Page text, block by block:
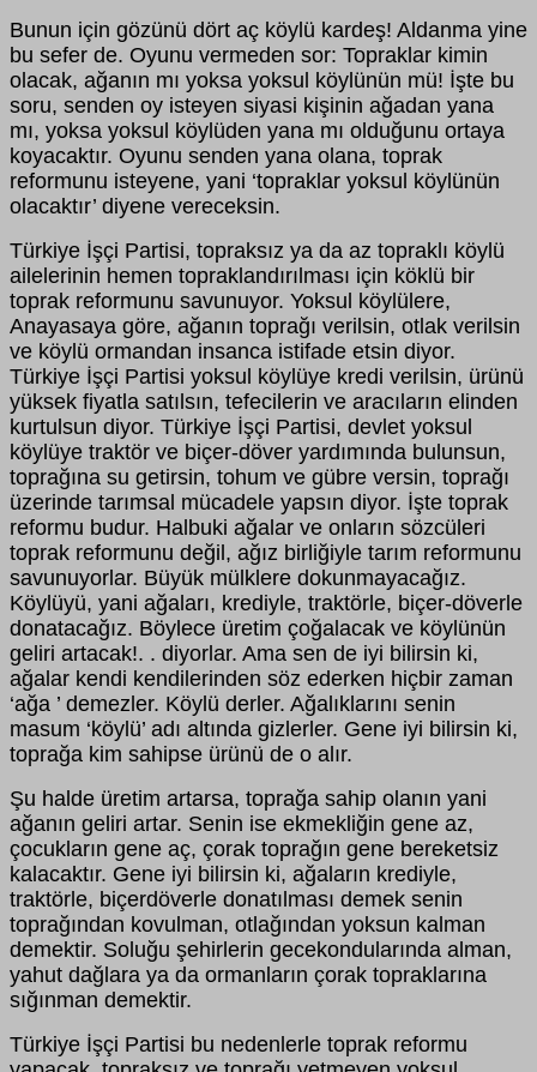
Bunun için gözünü dört aç köylü kardeş! Aldanma yine
bu sefer de. Oyunu vermeden sor: Topraklar kimin
olacak, ağanın mı yoksa yoksul köylünün mü! İşte bu
soru, senden oy isteyen siyasi kişinin ağadan yana
mı, yoksa yoksul köylüden yana mı olduğunu ortaya
koyacaktır. Oyunu senden yana olana, toprak
reformunu isteyene, yani ‘topraklar yoksul köylünün
olacaktır’ diyene vereceksin.
Türkiye İşçi Partisi, topraksız ya da az topraklı köylü
ailelerinin hemen topraklandırılması için köklü bir
toprak reformunu savunuyor. Yoksul köylülere,
Anayasaya göre, ağanın toprağı verilsin, otlak verilsin
ve köylü ormandan insanca istifade etsin diyor.
Türkiye İşçi Partisi yoksul köylüye kredi verilsin, ürünü
yüksek fiyatla satılsın, tefecilerin ve aracıların elinden
kurtulsun diyor. Türkiye İşçi Partisi, devlet yoksul
köylüye traktör ve biçer-döver yardımında bulunsun,
toprağına su getirsin, tohum ve gübre versin, toprağı
üzerinde tarımsal mücadele yapsın diyor. İşte toprak
reformu budur. Halbuki ağalar ve onların sözcüleri
toprak reformunu değil, ağız birliğiyle tarım reformunu
savunuyorlar. Büyük mülklere dokunmayacağız.
Köylüyü, yani ağaları, krediyle, traktörle, biçer-döverle
donatacağız. Böylece üretim çoğalacak ve köylünün
geliri artacak!. . diyorlar. Ama sen de iyi bilirsin ki,
ağalar kendi kendilerinden söz ederken hiçbir zaman
‘ağa ’ demezler. Köylü derler. Ağalıklarını senin
masum ‘köylü’ adı altında gizlerler. Gene iyi bilirsin ki,
toprağa kim sahipse ürünü de o alır.
Şu halde üretim artarsa, toprağa sahip olanın yani
ağanın geliri artar. Senin ise ekmekliğin gene az,
çocukların gene aç, çorak toprağın gene bereketsiz
kalacaktır. Gene iyi bilirsin ki, ağaların krediyle,
traktörle, biçerdöverle donatılması demek senin
toprağından kovulman, otlağından yoksun kalman
demektir. Soluğu şehirlerin gecekondularında alman,
yahut dağlara ya da ormanların çorak topraklarına
sığınman demektir.
Türkiye İşçi Partisi bu nedenlerle toprak reformu